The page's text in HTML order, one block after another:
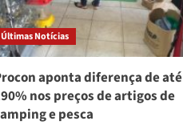
Últimas Notícias
aponta diferença de até
nos preços de artigos de
e pesca